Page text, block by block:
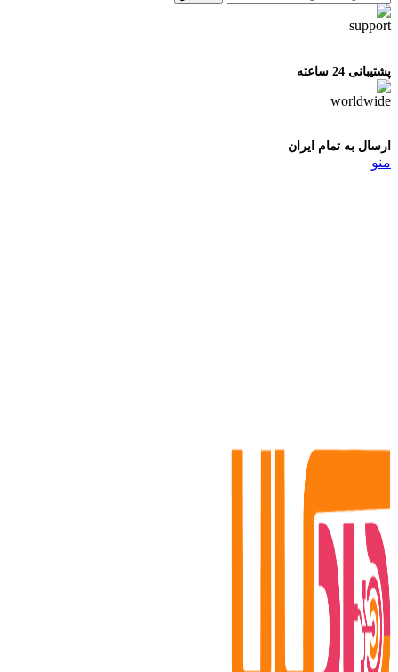
پشتیبانی 24 ساعته
ارسال به تمام ایران
منو